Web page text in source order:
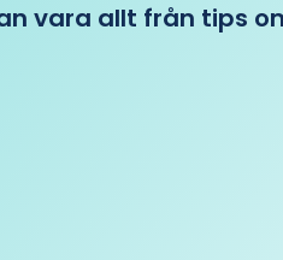
vara allt från tips